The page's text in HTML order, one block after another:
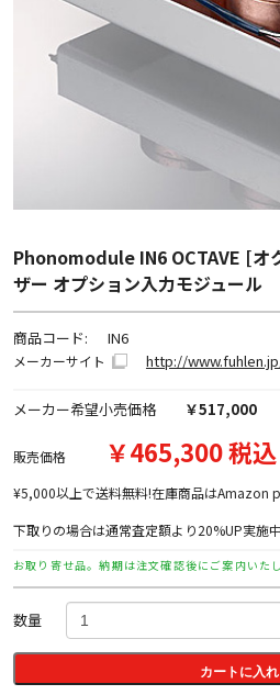
Phonomodule IN6 OCTAVE [オ
ザー オプション入力モジュール
商品コード: IN6
メーカーサイト http://
メーカー希望小売価格 ￥517,000
販売価格 ￥465,300 税込
¥5,000以上で送料無料!在庫商品はAmazon
下取りの場合は通常査定額より20%UP実施
お取り寄せ品。納期は注文確認後にご案内いたし
数量
カートに入